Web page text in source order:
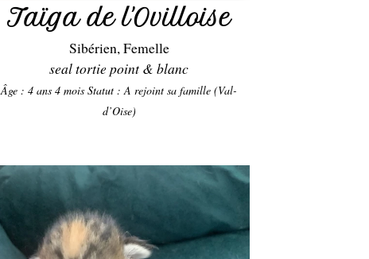
Taïga de l'Ovilloise
Sibérien, Femelle
seal tortie point & blanc
Âge : 4 ans 4 moisStatut : A rejoint sa famille (Val-
d’Oise)